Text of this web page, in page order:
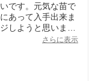
です。元気な苗で
あって入手出来ま
しようと思いま
さらに表示